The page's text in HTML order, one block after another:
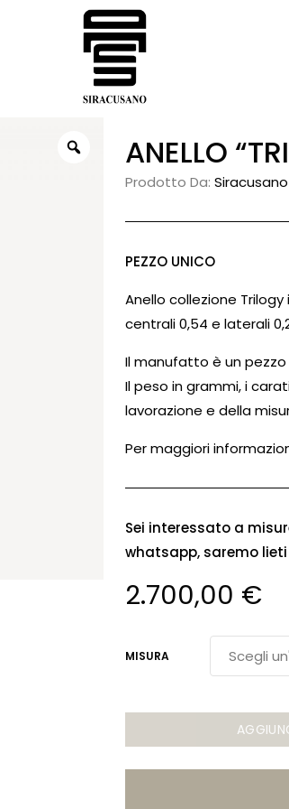
ANELLO
Prodotto Da:
PEZZO UNICO
Anello collezione
centrali 0,54 e laterali
Il manufatto è un
Il peso in grammi, i
lavorazione e della
Per maggiori
Sei interessato a
whatsapp, saremo
2.700,00 €
MISURA